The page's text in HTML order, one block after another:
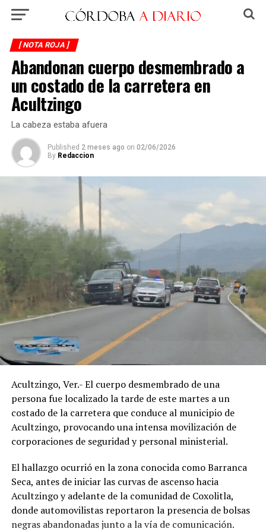
[ NOTA ROJA ]
Abandonan cuerpo desmembrado a
un costado de la carretera en
Acultzingo
La cabeza estaba afuera
Published 2 meses ago on 02/06/2026
By Redaccion
Acultzingo, Ver.- El cuerpo desmembrado de una
persona fue localizado la tarde de este martes a un
costado de la carretera que conduce al municipio de
Acultzingo, provocando una intensa movilización de
corporaciones de seguridad y personal ministerial.
El hallazgo ocurrió en la zona conocida como Barranca
Seca, antes de iniciar las curvas de ascenso hacia
Acultzingo y adelante de la comunidad de Coxolitla,
donde automovilistas reportaron la presencia de bolsas
negras abandonadas junto a la vía de comunicación.